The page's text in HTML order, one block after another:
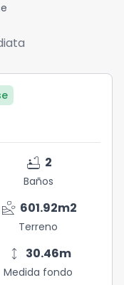
bathtub 2
Baños
landslide 601.92m2
Terreno
height 30.46m
Medida fondo